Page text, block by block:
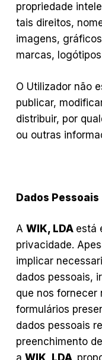
propriedade
tais direitos,
imagens,
marcas,
O Utilizador não
publicar,
distribuir, por
ou outras
Dados Pessoais
A WIK, LDA está
privacidade.
implicar
dados pessoais,
que nos fornecer
formulários
dados pessoais
preenchimento